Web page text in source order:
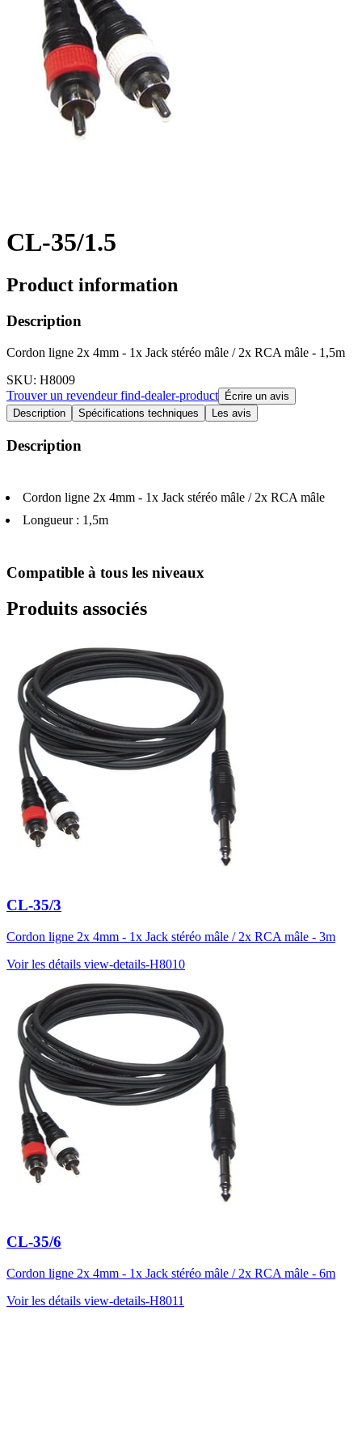
CL-35/1.5
Product information
Description
Cordon ligne 2x 4mm - 1x Jack stéréo mâle / 2x RCA mâle - 1,5m
SKU: H8009
Trouver un revendeurfind-dealer-product
Écrire un avis
Description
Spécifications techniques Les avis
Description
Cordon ligne 2x 4mm - 1x Jack stéréo mâle / 2x RCA mâle
Longueur : 1,5m
Compatible à tous les niveaux
Produits associés
CL-35/3
Cordon ligne 2x 4mm - 1x Jack stéréo mâle / 2x RCA mâle - 3m
Voir les détails view-details-H8010
CL-35/6
Cordon ligne 2x 4mm - 1x Jack stéréo mâle / 2x RCA mâle - 6m
Voir les détails view-details-H8011